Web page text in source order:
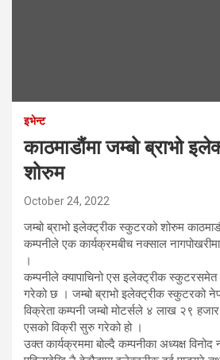
इभेन्ट
काठमाडौंमा जम्बो ब्राभो
शोरुम
October 24, 2022
जम्बो ब्राभो इलेक्ट्रीक स्कुटरको शोरुम
कम्पनीले एक कार्यक्रमबीच नक्साल
।
कम्पनीले क्यापाचिनो एस इलेक्ट्रीक स्कुटरसमेत
गरेको छ । जम्बो ब्राभो इलेक्ट्रीक स्कुटरको
विक्रेता कम्पनी जम्बो मोटर्सले ४ लाख २९ हजार
एसको विक्री सुरु गरेको हो ।
उक्त कार्यक्रममा बोल्दै कम्पनीका अध्यक्ष विनोद